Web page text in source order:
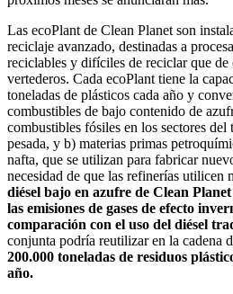
Las ecoPlant de Clean Planet son
reciclaje avanzado, destinadas a
reciclables y difíciles de reciclar que
vertederos. Cada ecoPlant tiene la
toneladas de plásticos cada año y
combustibles de bajo contenido de
combustibles fósiles en los sectores
pesada, y b) materias primas
nafta, que se utilizan para fabricar
necesidad de que las refinerías utilicen
diésel bajo en azufre de Clean
las emisiones de gases de efecto
comparación con el uso del diésel
conjunta podría reutilizar en la cadena
200.000 toneladas de residuos
año.